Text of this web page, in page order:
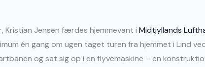
Kristian Jensen færdes hjemmevant i Midtjyllands
én gang om ugen taget turen fra hjemmet i Lind
og sat sig op i en flyvemaskine – en